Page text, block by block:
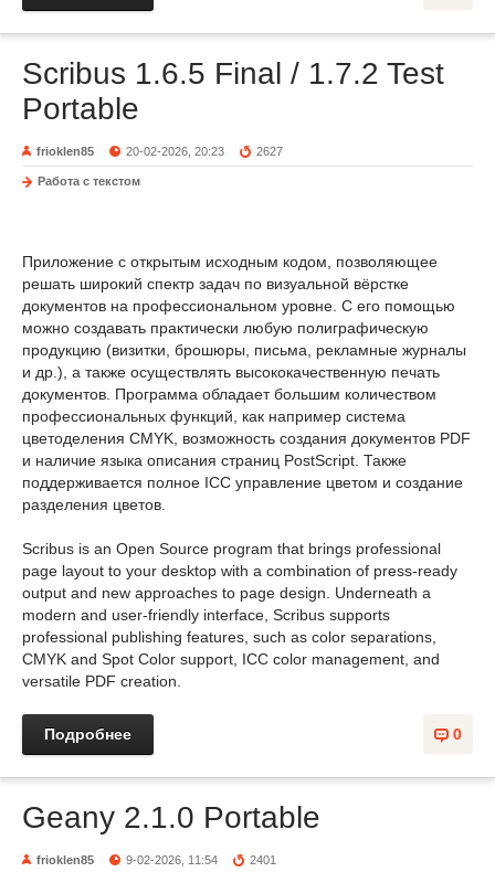
Scribus 1.6.5 Final / 1.7.2 Test
Portable
frioklen85 20-02-2026, 20:23 2627
Работа с текстом
Приложение с открытым исходным кодом, позволяющее
решать широкий спектр задач по визуальной вёрстке
документов на профессиональном уровне. С его помощью
можно создавать практически любую полиграфическую
продукцию (визитки, брошюры, письма, рекламные журналы
и др.), а также осуществлять высококачественную печать
документов. Программа обладает большим количеством
профессиональных функций, как например система
цветоделения CMYK, возможность создания документов PDF
и наличие языка описания страниц PostScript. Также
поддерживается полное ICC управление цветом и создание
разделения цветов.
Scribus is an Open Source program that brings professional
page layout to your desktop with a combination of press-ready
output and new approaches to page design. Underneath a
modern and user-friendly interface, Scribus supports
professional publishing features, such as color separations,
CMYK and Spot Color support, ICC color management, and
versatile PDF creation.
0
Подробнее
Geany 2.1.0 Portable
frioklen85 9-02-2026, 11:54 2401